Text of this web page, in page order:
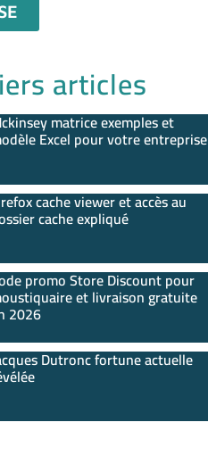
articles
matrice exemples et
Excel pour votre entreprise
cache viewer et accès au
cache expliqué
promo Store Discount pour
et livraison gratuite
2026
Dutronc fortune actuelle